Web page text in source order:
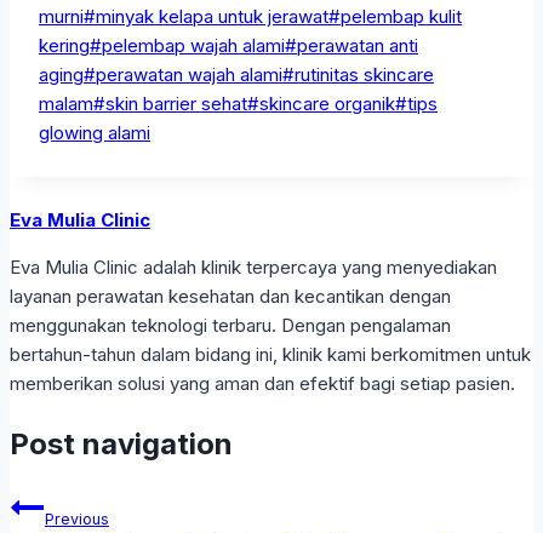
murni#minyak kelapa untuk jerawat#pelembap kulit
kering#pelembap wajah alami#perawatan anti
aging#perawatan wajah alami#rutinitas skincare
malam#skin barrier sehat#skincare organik#tips
glowing alami
Eva Mulia Clinic
Eva Mulia Clinic adalah klinik terpercaya yang menyediakan
layanan perawatan kesehatan dan kecantikan dengan
menggunakan teknologi terbaru. Dengan pengalaman
bertahun-tahun dalam bidang ini, klinik kami berkomitmen untuk
memberikan solusi yang aman dan efektif bagi setiap pasien.
Post navigation
Previous